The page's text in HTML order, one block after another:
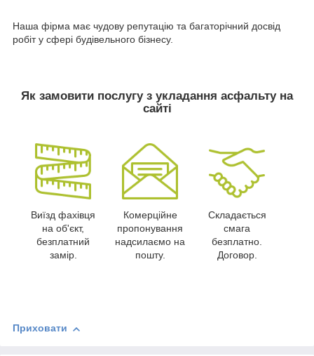
Наша фірма має чудову репутацію та багаторічний досвід
робіт у сфері будівельного бізнесу.
Як замовити послугу з укладання асфальту на
сайті
Виїзд фахівця
на об'єкт,
безплатний
замір.
Комерційне
пропонування
надсилаємо на
пошту.
Складається
смага
безплатно.
Договор.
Приховати